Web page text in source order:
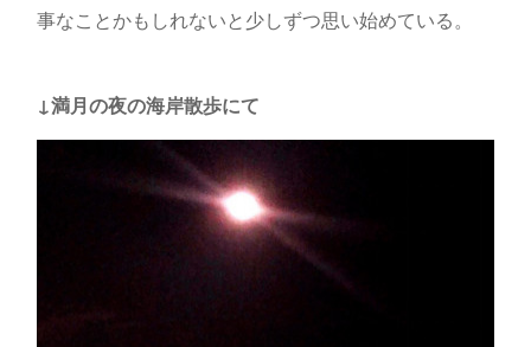
事なことかもしれないと少しずつ思い始めている。
↓満月の夜の海岸散歩にて